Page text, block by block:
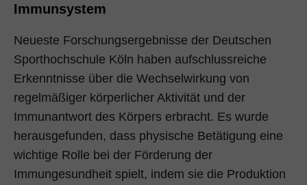
Immunsystem
Neueste Forschungsergebnisse der Deutschen
Sporthochschule Köln haben aufschlussreiche
Erkenntnisse über die Wechselwirkung von
regelmäßiger körperlicher Aktivität und der
Immunantwort des Körpers erbracht. Es wurde
herausgefunden, dass physische Betätigung eine
wichtige Rolle bei der Förderung der
Immungesundheit spielt, indem sie die Produktion